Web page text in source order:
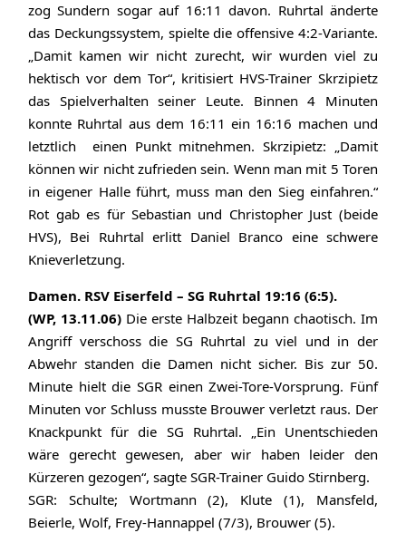
zog Sundern sogar auf 16:11 davon. Ruhrtal änderte
das Deckungssystem, spielte die offensive 4:2-Variante.
„Damit kamen wir nicht zurecht, wir wurden viel zu
hektisch vor dem Tor“, kritisiert HVS-Trainer Skrzipietz
das Spielverhalten seiner Leute. Binnen 4 Minuten
konnte Ruhrtal aus dem 16:11 ein 16:16 machen und
letztlich einen Punkt mitnehmen. Skrzipietz: „Damit
können wir nicht zufrieden sein. Wenn man mit 5 Toren
in eigener Halle führt, muss man den Sieg einfahren.“
Rot gab es für Sebastian und Christopher Just (beide
HVS), Bei Ruhrtal erlitt Daniel Branco eine schwere
Knieverletzung.
Damen. RSV Eiserfeld – SG Ruhrtal 19:16 (6:5).
(WP, 13.11.06) Die erste Halbzeit begann chaotisch. Im
Angriff verschoss die SG Ruhrtal zu viel und in der
Abwehr standen die Damen nicht sicher. Bis zur 50.
Minute hielt die SGR einen Zwei-Tore-Vorsprung. Fünf
Minuten vor Schluss musste Brouwer verletzt raus. Der
Knackpunkt für die SG Ruhrtal. „Ein Unentschieden
wäre gerecht gewesen, aber wir haben leider den
Kürzeren gezogen“, sagte SGR-Trainer Guido Stirnberg.
SGR: Schulte; Wortmann (2), Klute (1), Mansfeld,
Beierle, Wolf, Frey-Hannappel (7/3), Brouwer (5).